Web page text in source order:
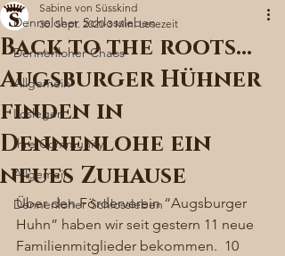
Denneloher Schlossleben
Dennenloher Chaos
Allgemein
Loslegen
Ihre Community
Allgemein
Dennenloher Schlossleben
Back to the roots…
Augsburger Hühner
finden in
Dennenlohe ein
neues Zuhause
Sabine von Süsskind
30. Sept. 2020 3 Min. Lesezeit
Über den Förderverein “Augsburger
Huhn” haben wir seit gestern 11 neue
Familienmitglieder bekommen.  10